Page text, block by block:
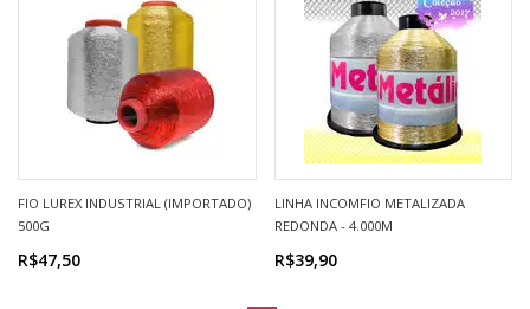
FIO LUREX INDUSTRIAL (IMPORTADO)
500G
R$47,50
LINHA INCOMFIO METALIZADA
REDONDA - 4.000M
R$39,90